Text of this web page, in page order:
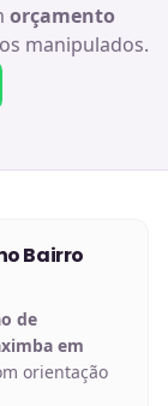
orçamento
manipulados.
Bairro
de
em
orientação